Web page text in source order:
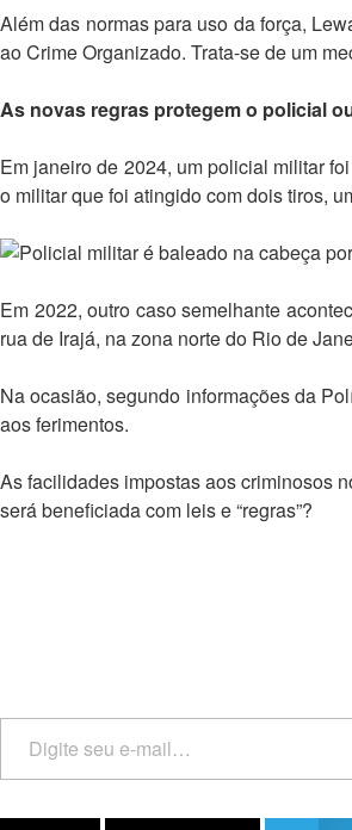
Além das normas para uso da força,
ao Crime Organizado. Trata-se de um
As novas regras protegem o policial
Em janeiro de 2024, um policial militar
o militar que foi atingido com dois tiros,
Em 2022, outro caso semelhante
rua de Irajá, na zona norte do Rio de
Na ocasião, segundo informações da
aos ferimentos.
As facilidades impostas aos criminosos
será beneficiada com leis e “regras”?